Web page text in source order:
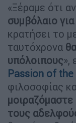
«Ξέραμε ότι
συμβόλαιο
κρατήσει το
ταυτόχρονα
υπόλοιπους»,
Passion of the
φιλοσοφίας
τους